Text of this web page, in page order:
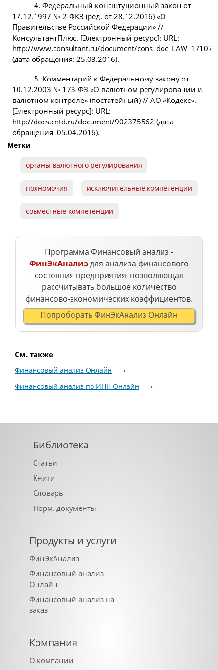
4. Федеральный консштуционный закон от
17.12.1997 № 2-ФКЗ (ред. от 28.12.2016) «О
Правительстве Российской Федерации» //
КонсультантПлюс. [Электронный ресурс]: URL:
http://www.consultant.ru/document/cons_doc_LAW_17107/
(дата обращения: 25.03.2016).
5. Комментарий к Федеральному закону от
10.12.2003 № 173-ФЗ «О валютном регулировании и
валютном контроле» (постатейный) // АО «Кодекс».
[Электронный ресурс]: URL:
http://docs.cntd.ru/document/902375562 (дата
обращения: 05.04.2016).
Метки
органы валютного регулирования
полномочия исключительные компетенции
совместные компетенции
Программа Финансовый анализ -
ФинЭкАнализдля анализа финансового
состояния предприятия, позволяющая
рассчитывать большое количество
финансово-экономических коэффициентов.
Попроборать ФинЭкАнализ Онлайн
См. также
Финансовый анализ Онлайн
Финансовый анализ по ИНН Онлайн
Библиотека
Статьи
Книги
Словарь
Норм. документы
Продукты и услуги
ФинЭкАнализ
Финансовый анализ
Онлайн
Финансовый анализ на
заказ
Компания
О компании